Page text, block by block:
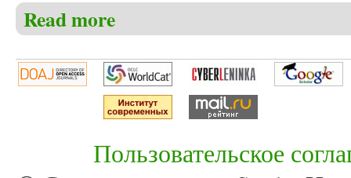
Read more
Пользовательское